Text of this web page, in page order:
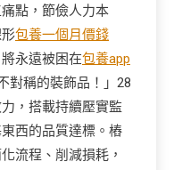
點，節儉人力本
包養一個月價錢
永遠被困在包養app
對稱的裝飾品！」28
力，搭載持續壓實監
西的品質達標。樁
流程、削減損耗，